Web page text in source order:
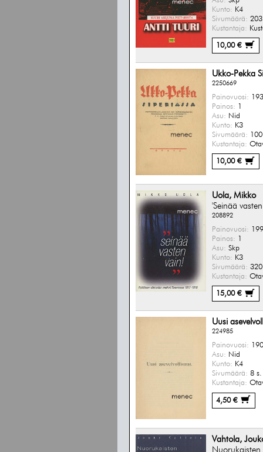
Kunto: K4
Sivumäärä:
Kustantaja:
10,00 €
Ukko-Pekka
2250669
Painovuosi:
Painos:
Asu: Nid
Kunto: K3
Sivumäärä:
Kustantaja:
10,00 €
Uola, Mikko
'Seinää
208892
Painovuosi:
Painos:
Asu: Skp
Kunto: K3
Sivumäärä:
Kustantaja:
15,00 €
Uusi
224985
Painovuosi:
Asu: Nid
Kunto: K4
Sivumäärä: 8 s.
Kustantaja:
4,50 €
Vahtola,
Nuorukaisten